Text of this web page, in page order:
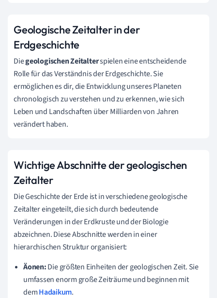
Geologische Zeitalter in der
Erdgeschichte
Diegeologischen Zeitalterspielen eine entscheidende
Rolle für das Verständnis der Erdgeschichte. Sie
ermöglichen es dir, die Entwicklung unseres Planeten
chronologisch zu verstehen und zu erkennen, wie sich
Leben und Landschaften über Milliarden von Jahren
verändert haben.
Wichtige Abschnitte der geologischen
Zeitalter
Die Geschichte der Erde ist in verschiedene geologische
Zeitalter eingeteilt, die sich durch bedeutende
Veränderungen in der Erdkruste und der Biologie
abzeichnen. Diese Abschnitte werden in einer
hierarchischen Struktur organisiert:
Äonen:Die größten Einheiten der geologischen Zeit. Sie
umfassen enorm große Zeiträume und beginnen mit
demHadaikum.